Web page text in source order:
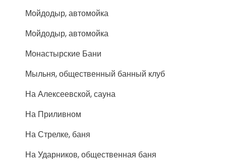
Мойдодыр, автомойка
Мойдодыр, автомойка
Монастырские Бани
Мыльня, общественный банный клуб
На Алексеевской, сауна
На Приливном
На Стрелке, баня
На Ударников, общественная баня